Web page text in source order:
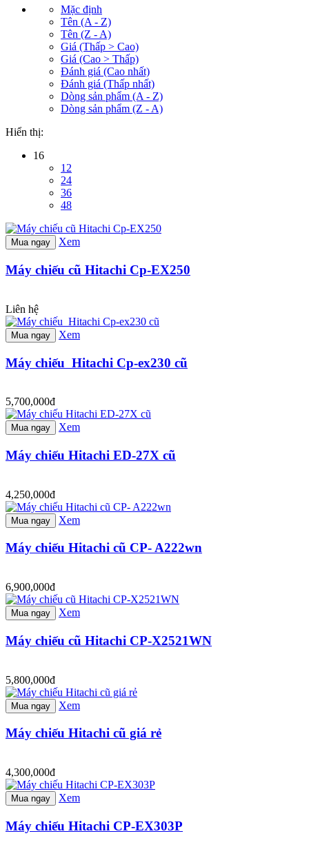
Mặc định
Tên (A - Z)
Tên (Z - A)
Giá (Thấp > Cao)
Giá (Cao > Thấp)
Đánh giá (Cao nhất)
Đánh giá (Thấp nhất)
Dòng sản phẩm (A - Z)
Dòng sản phẩm (Z - A)
Hiển thị:
16
12
24
36
48
Mua ngay Xem
Máy chiếu cũ Hitachi Cp-EX250
Liên hệ
Mua ngay Xem
Máy chiếu Hitachi Cp-ex230 cũ
5,700,000đ
Mua ngay Xem
Máy chiếu Hitachi ED-27X cũ
4,250,000đ
Mua ngay Xem
Máy chiếu Hitachi cũ CP- A222wn
6,900,000đ
Mua ngay Xem
Máy chiếu cũ Hitachi CP-X2521WN
5,800,000đ
Mua ngay Xem
Máy chiếu Hitachi cũ giá rẻ
4,300,000đ
Mua ngay Xem
Máy chiếu Hitachi CP-EX303P